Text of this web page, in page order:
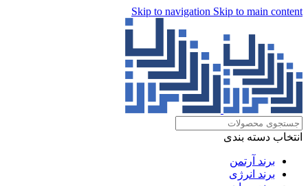
Skip to navigation Skip to main content
انتخاب دسته بندی
برند آرتمن
برند انرژی